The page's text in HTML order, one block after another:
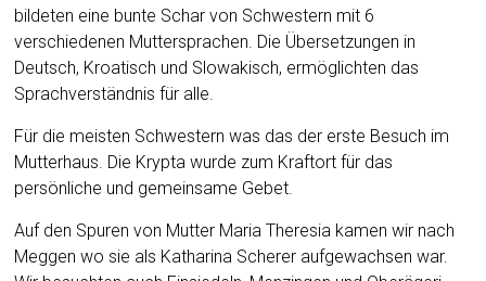
bildeten eine bunte Schar von Schwestern mit 6
verschiedenen Muttersprachen. Die Übersetzungen in
Deutsch, Kroatisch und Slowakisch, ermöglichten das
Sprachverständnis für alle.
Für die meisten Schwestern was das der erste Besuch im
Mutterhaus. Die Krypta wurde zum Kraftort für das
persönliche und gemeinsame Gebet.
Auf den Spuren von Mutter Maria Theresia kamen wir nach
Meggen wo sie als Katharina Scherer aufgewachsen war.